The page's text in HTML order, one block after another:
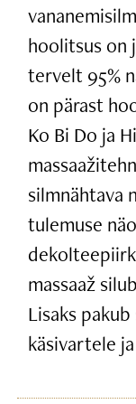
hoolitsus on
tervelt 95%
on pärast
Ko Bi Do ja
silmnähtava
tulemuse
massaaž
Lisaks
käsivartele